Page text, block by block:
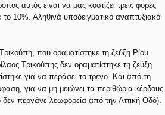
αυτός είναι να μας κοστίζει τρεις φορές
10%. Αληθινά υποδειγματικό αναπτυξιακό
που οραματίστηκε τη ζεύξη Ρίου
Τρικούπης δεν οραματίστηκε τη ζεύξη
για να περάσει το τρένο. Και από τη
για να μη μειώνει τα περιθώρια κέρδους
δεν περνάνε λεωφορεία από την Αττική Οδό).